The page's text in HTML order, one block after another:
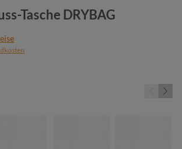
Tasche DRYBAG